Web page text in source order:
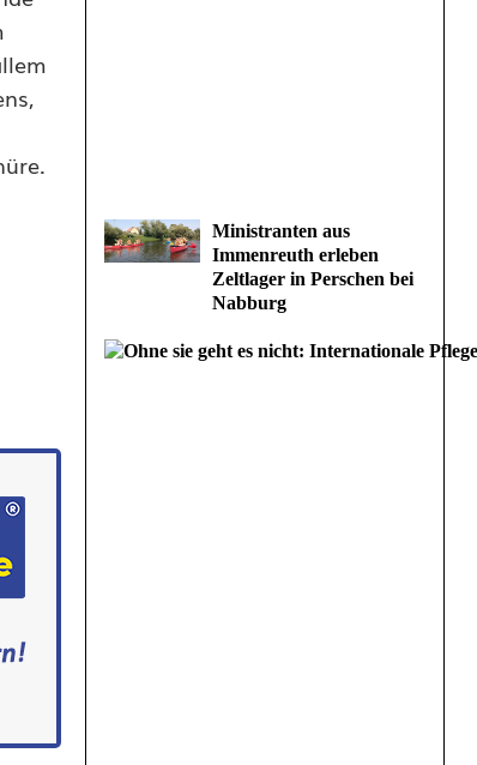
Ministranten aus
Immenreuth erleben
Zeltlager in Perschen bei
Nabburg